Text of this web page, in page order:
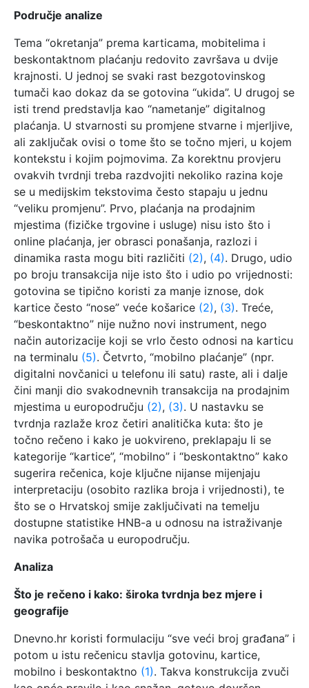
Područje analize
Tema “okretanja” prema karticama, mobitelima i
beskontaktnom plaćanju redovito završava u dvije
krajnosti. U jednoj se svaki rast bezgotovinskog
tumači kao dokaz da se gotovina “ukida”. U drugoj se
isti trend predstavlja kao “nametanje” digitalnog
plaćanja. U stvarnosti su promjene stvarne i mjerljive,
ali zaključak ovisi o tome što se točno mjeri, u kojem
kontekstu i kojim pojmovima. Za korektnu provjeru
ovakvih tvrdnji treba razdvojiti nekoliko razina koje
se u medijskim tekstovima često stapaju u jednu
“veliku promjenu”. Prvo, plaćanja na prodajnim
mjestima (fizičke trgovine i usluge) nisu isto što i
online plaćanja, jer obrasci ponašanja, razlozi i
dinamika rasta mogu biti različiti (2), (4). Drugo, udio
po broju transakcija nije isto što i udio po vrijednosti:
gotovina se tipično koristi za manje iznose, dok
kartice često “nose” veće košarice (2), (3). Treće,
“beskontaktno” nije nužno novi instrument, nego
način autorizacije koji se vrlo često odnosi na karticu
na terminalu (5). Četvrto, “mobilno plaćanje” (npr.
digitalni novčanici u telefonu ili satu) raste, ali i dalje
čini manji dio svakodnevnih transakcija na prodajnim
mjestima u europodručju (2), (3). U nastavku se
tvrdnja razlaže kroz četiri analitička kuta: što je
točno rečeno i kako je uokvireno, preklapaju li se
kategorije “kartice”, “mobilno” i “beskontaktno” kako
sugerira rečenica, koje ključne nijanse mijenjaju
interpretaciju (osobito razlika broja i vrijednosti), te
što se o Hrvatskoj smije zaključivati na temelju
dostupne statistike HNB-a u odnosu na istraživanje
navika potrošača u europodručju.
Analiza
Što je rečeno i kako: široka tvrdnja bez mjere i
geografije
Dnevno.hr koristi formulaciju “sve veći broj građana” i
potom u istu rečenicu stavlja gotovinu, kartice,
mobilno i beskontaktno (1). Takva konstrukcija zvuči